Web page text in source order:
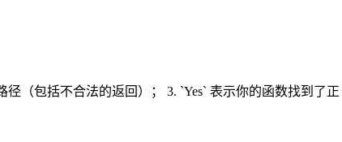
（包括不合法的返回）； 3. `Yes` 表示你的函数找到了正